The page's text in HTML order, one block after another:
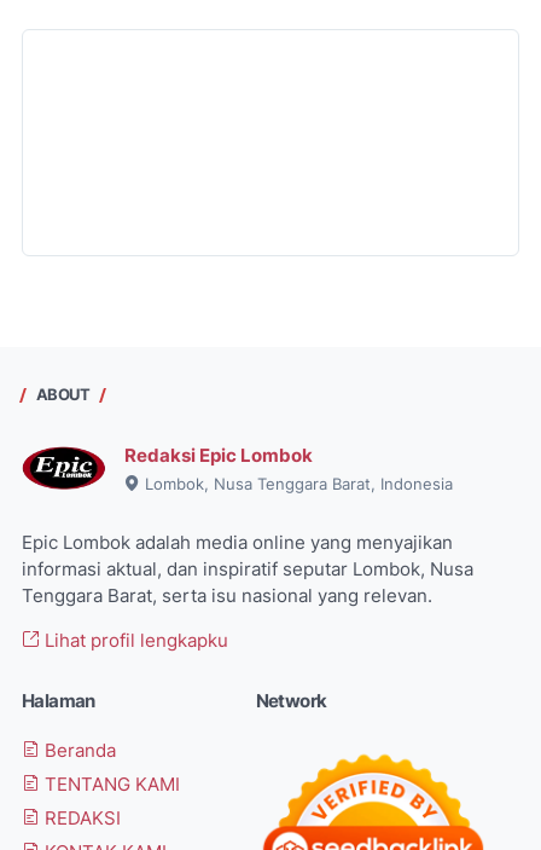
ABOUT
Redaksi Epic Lombok
Lombok, Nusa Tenggara Barat, Indonesia
Epic Lombok adalah media online yang menyajikan
informasi aktual, dan inspiratif seputar Lombok, Nusa
Tenggara Barat, serta isu nasional yang relevan.
Lihat profil lengkapku
Halaman
Beranda
TENTANG KAMI
REDAKSI
Network